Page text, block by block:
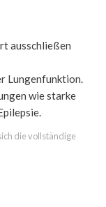
ausschließen
Lungenfunktion.
wie starke
die vollständige